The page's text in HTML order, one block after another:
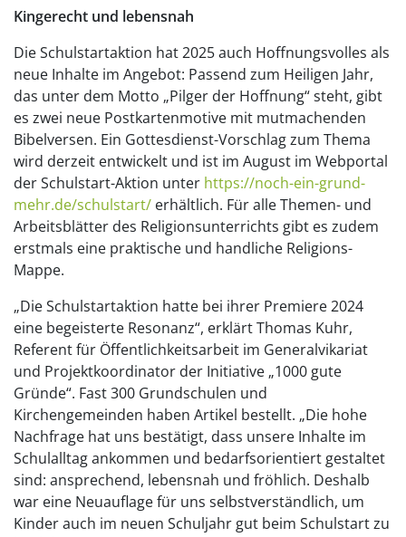
Kingerecht und lebensnah
Die Schulstartaktion hat 2025 auch Hoffnungsvolles als
neue Inhalte im Angebot: Passend zum Heiligen Jahr,
das unter dem Motto „Pilger der Hoffnung“ steht, gibt
es zwei neue Postkartenmotive mit mutmachenden
Bibelversen. Ein Gottesdienst-Vorschlag zum Thema
wird derzeit entwickelt und ist im August im Webportal
der Schulstart-Aktion unter https://noch-ein-grund-
mehr.de/schulstart/ erhältlich. Für alle Themen- und
Arbeitsblätter des Religionsunterrichts gibt es zudem
erstmals eine praktische und handliche Religions-
Mappe.
„Die Schulstartaktion hatte bei ihrer Premiere 2024
eine begeisterte Resonanz“, erklärt Thomas Kuhr,
Referent für Öffentlichkeitsarbeit im Generalvikariat
und Projektkoordinator der Initiative „1000 gute
Gründe“. Fast 300 Grundschulen und
Kirchengemeinden haben Artikel bestellt. „Die hohe
Nachfrage hat uns bestätigt, dass unsere Inhalte im
Schulalltag ankommen und bedarfsorientiert gestaltet
sind: ansprechend, lebensnah und fröhlich. Deshalb
war eine Neuauflage für uns selbstverständlich, um
Kinder auch im neuen Schuljahr gut beim Schulstart zu